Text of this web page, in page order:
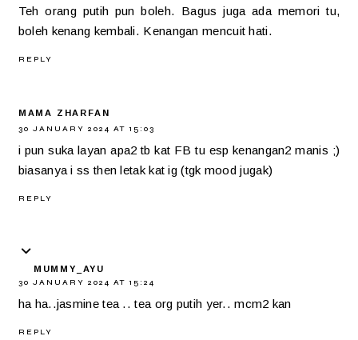
Teh orang putih pun boleh. Bagus juga ada memori tu,
boleh kenang kembali. Kenangan mencuit hati.
REPLY
MAMA ZHARFAN
30 JANUARY 2024 AT 15:03
i pun suka layan apa2 tb kat FB tu esp kenangan2 manis ;)
biasanya i ss then letak kat ig (tgk mood jugak)
REPLY
MUMMY_AYU
30 JANUARY 2024 AT 15:24
ha ha..jasmine tea .. tea org putih yer.. mcm2 kan
REPLY